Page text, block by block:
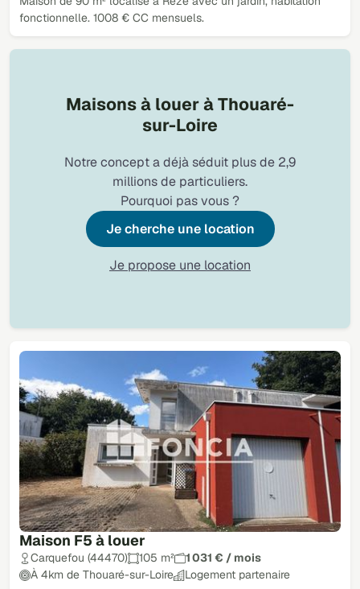
fonctionnelle. 1008 € CC mensuels.
Maison F5 à louer
Carquefou (44470) 105 m²
1 031 € / mois
À 4km de Thouaré-sur-Loire
Logement partenaire
Maisons à louer à Thouaré-
sur-Loire
Notre concept a déjà séduit plus de 2,9
millions de particuliers.
Pourquoi pas vous ?
Je cherche une location
Je propose une location